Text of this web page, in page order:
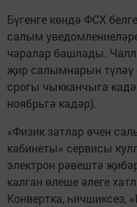
Бүгенге көндә ФСХ
салым
чаралар башлады.
җир салымнарын түләү
срогы чыкканчыга
ноябрьгә кадәр).
«Физик затлар өчен
кабинеты» сервисы
электрон рәвештә
калган өлеше әлеге
Конвертка, һичшиксез,